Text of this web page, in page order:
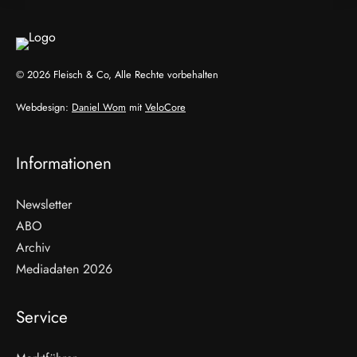
© 2026 Fleisch & Co, Alle Rechte vorbehalten
Webdesign: Daniel Wom mit VeloCore
Informationen
Newsletter
ABO
Archiv
Mediadaten 2026
Service